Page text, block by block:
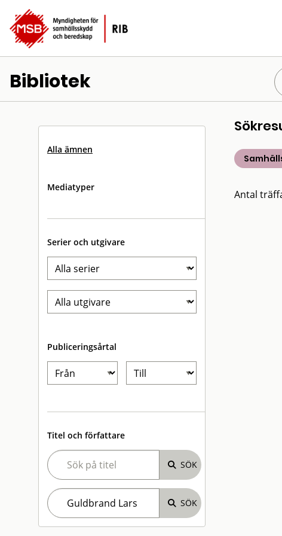
Bibliotek
Alla ämnen
Mediatyper
Serier och utgivare
Publiceringsårtal
Titel och författare
Antal